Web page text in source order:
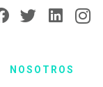
NOSOTROS